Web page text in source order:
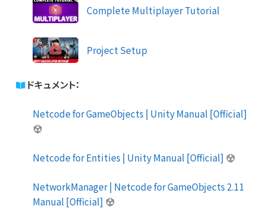
Complete Multiplayer Tutorial
Project Setup
ドキュメント：
Netcode for GameObjects | Unity Manual [Official]
Netcode for Entities | Unity Manual [Official]
NetworkManager | Netcode for GameObjects 2.11
Manual [Official]